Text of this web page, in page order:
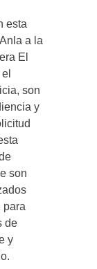
esta
a la
El
son
y
son
para
de
y